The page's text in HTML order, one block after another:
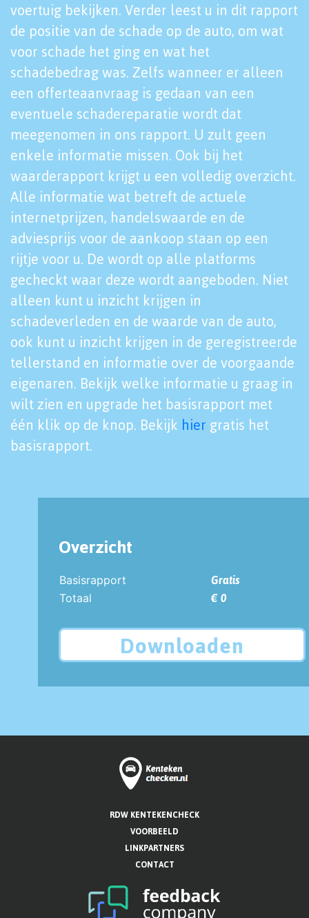
voertuig bekijken. Verder leest u in dit rapport
de positie van de schade op de auto, om wat
voor schade het ging en wat het
schadebedrag was. Zelfs wanneer er alleen
een offerteaanvraag is gedaan van een
eventuele schadereparatie wordt dat
meegenomen in ons rapport. U zult geen
enkele informatie missen. Ook bij het
waarderapport krijgt u een volledig overzicht.
Alle informatie wat betreft de actuele
internetprijzen, handelswaarde en de
adviesprijs voor de aankoop staan op een
rijtje voor u. De wordt op alle platforms
gecheckt waar deze wordt aangeboden. Niet
alleen kunt u inzicht krijgen in
schadeverleden en de waarde van de auto,
ook kunt u inzicht krijgen in de geregistreerde
tellerstand en informatie over de voorgaande
eigenaren. Bekijk welke informatie u graag in
wilt zien en upgrade het basisrapport met
één klik op de knop. Bekijk hier gratis het
basisrapport.
Overzicht
Basisrapport
Gratis
Totaal
€ 0
Downloaden
RDW KENTEKENCHECK
VOORBEELD
LINKPARTNERS
CONTACT